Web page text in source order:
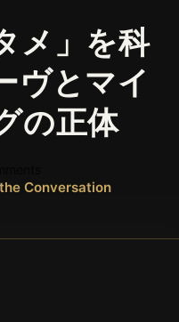
メ」を科
ヴとマイ
の正体
Conversation